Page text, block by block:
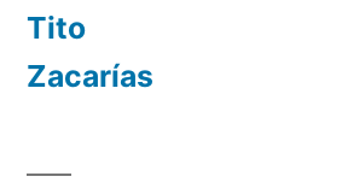
Tito
Zacarías